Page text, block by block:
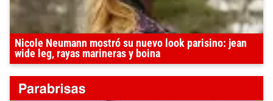
Nicole Neumann mostró su nuevo look parisino: jean
wide leg, rayas marineras y boina